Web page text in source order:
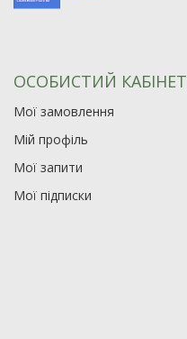
ОСОБИСТИЙ КАБІНЕТ
Мої замовлення
Мій профіль
Мої запити
Мої підписки